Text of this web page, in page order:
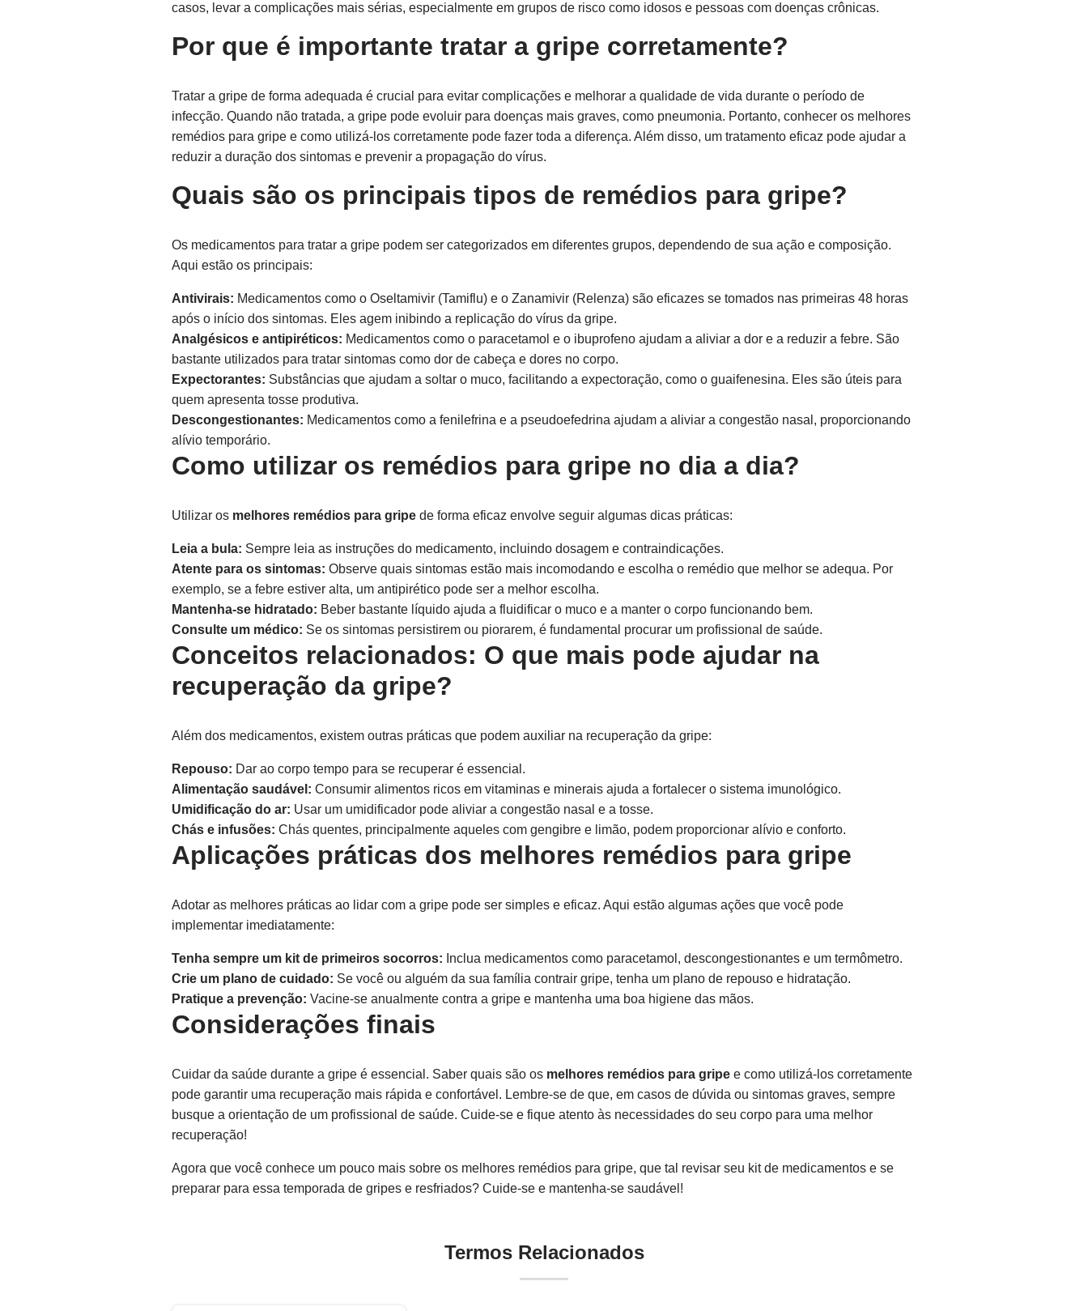
casos, levar a complicações mais sérias, especialmente em grupos de risco como idosos e pessoas com doenças crônicas.
Por que é importante tratar a gripe corretamente?
Tratar a gripe de forma adequada é crucial para evitar complicações e melhorar a qualidade de vida durante o período de
infecção. Quando não tratada, a gripe pode evoluir para doenças mais graves, como pneumonia. Portanto, conhecer os melhores
remédios para gripe e como utilizá-los corretamente pode fazer toda a diferença. Além disso, um tratamento eficaz pode ajudar a
reduzir a duração dos sintomas e prevenir a propagação do vírus.
Quais são os principais tipos de remédios para gripe?
Os medicamentos para tratar a gripe podem ser categorizados em diferentes grupos, dependendo de sua ação e composição.
Aqui estão os principais:
Antivirais: Medicamentos como o Oseltamivir (Tamiflu) e o Zanamivir (Relenza) são eficazes se tomados nas primeiras 48 horas
após o início dos sintomas. Eles agem inibindo a replicação do vírus da gripe.
Analgésicos e antipiréticos: Medicamentos como o paracetamol e o ibuprofeno ajudam a aliviar a dor e a reduzir a febre. São
bastante utilizados para tratar sintomas como dor de cabeça e dores no corpo.
Expectorantes: Substâncias que ajudam a soltar o muco, facilitando a expectoração, como o guaifenesina. Eles são úteis para
quem apresenta tosse produtiva.
Descongestionantes: Medicamentos como a fenilefrina e a pseudoefedrina ajudam a aliviar a congestão nasal, proporcionando
alívio temporário.
Como utilizar os remédios para gripe no dia a dia?
Utilizar os melhores remédios para gripe de forma eficaz envolve seguir algumas dicas práticas:
Leia a bula: Sempre leia as instruções do medicamento, incluindo dosagem e contraindicações.
Atente para os sintomas: Observe quais sintomas estão mais incomodando e escolha o remédio que melhor se adequa. Por
exemplo, se a febre estiver alta, um antipirético pode ser a melhor escolha.
Mantenha-se hidratado: Beber bastante líquido ajuda a fluidificar o muco e a manter o corpo funcionando bem.
Consulte um médico: Se os sintomas persistirem ou piorarem, é fundamental procurar um profissional de saúde.
Conceitos relacionados: O que mais pode ajudar na
recuperação da gripe?
Além dos medicamentos, existem outras práticas que podem auxiliar na recuperação da gripe:
Repouso: Dar ao corpo tempo para se recuperar é essencial.
Alimentação saudável: Consumir alimentos ricos em vitaminas e minerais ajuda a fortalecer o sistema imunológico.
Umidificação do ar: Usar um umidificador pode aliviar a congestão nasal e a tosse.
Chás e infusões: Chás quentes, principalmente aqueles com gengibre e limão, podem proporcionar alívio e conforto.
Aplicações práticas dos melhores remédios para gripe
Adotar as melhores práticas ao lidar com a gripe pode ser simples e eficaz. Aqui estão algumas ações que você pode
implementar imediatamente:
Tenha sempre um kit de primeiros socorros: Inclua medicamentos como paracetamol, descongestionantes e um termômetro.
Crie um plano de cuidado: Se você ou alguém da sua família contrair gripe, tenha um plano de repouso e hidratação.
Pratique a prevenção: Vacine-se anualmente contra a gripe e mantenha uma boa higiene das mãos.
Considerações finais
Cuidar da saúde durante a gripe é essencial. Saber quais são os melhores remédios para gripe e como utilizá-los corretamente
pode garantir uma recuperação mais rápida e confortável. Lembre-se de que, em casos de dúvida ou sintomas graves, sempre
busque a orientação de um profissional de saúde. Cuide-se e fique atento às necessidades do seu corpo para uma melhor
recuperação!
Agora que você conhece um pouco mais sobre os melhores remédios para gripe, que tal revisar seu kit de medicamentos e se
preparar para essa temporada de gripes e resfriados? Cuide-se e mantenha-se saudável!
Termos Relacionados